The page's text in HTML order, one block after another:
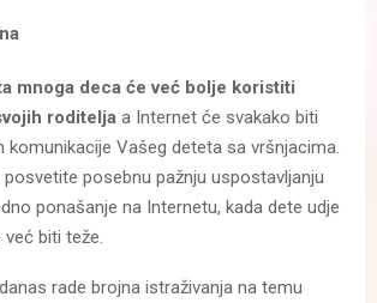
mnoga deca će već bolje koristiti
roditelja a Internet će svakako biti
komunikacije Vašeg deteta sa vršnjacima.
posebnu pažnju uspostavljanju
ponašanje na Internetu, kada dete udje
biti teže.
rade brojna istraživanja na temu